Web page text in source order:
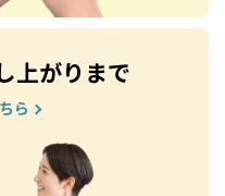
上がりまで
ら